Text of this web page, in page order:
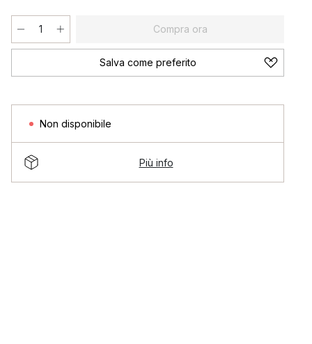
Compra ora
Salva come preferito
Non disponibile
Più info